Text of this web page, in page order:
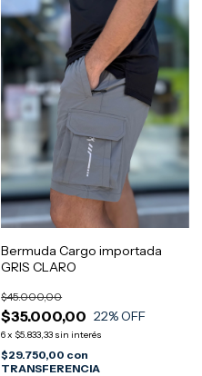
Bermuda Cargo importada
GRIS CLARO
$35.000,00
$45.000,00
22% OFF
6x $5.833,33 sin interés
$29.750,00 con
TRANSFERENCIA